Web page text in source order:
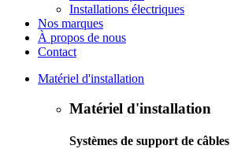
Installations électriques
Nos marques
À propos de nous
Contact
Matériel d'installation
Matériel d'installation
Systèmes de support de câbles